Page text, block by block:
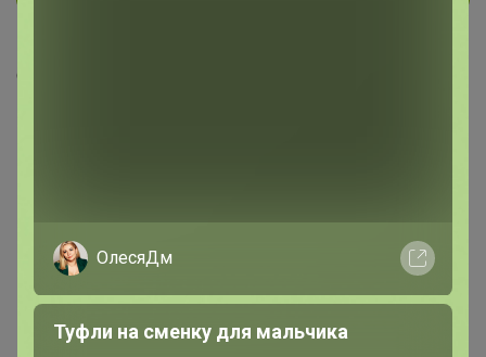
ОлесяДм
Туфли на сменку для мальчика